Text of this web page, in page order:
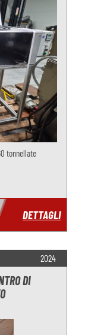
tonnellate
DETTAGLI
2024
DI